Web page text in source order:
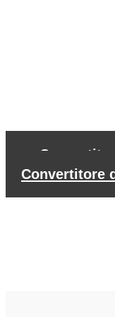
Convertitore